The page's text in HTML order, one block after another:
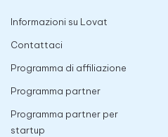
Informazioni su Lovat
Contattaci
Programma di affiliazione
Programma partner
Programma partner per
startup